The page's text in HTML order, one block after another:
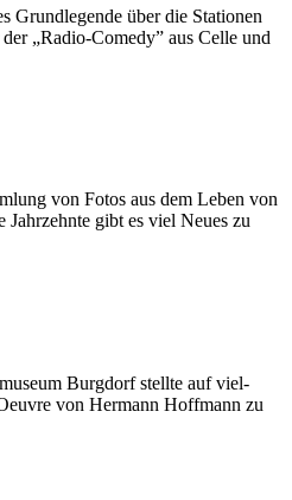
Grund­legende über die Sta­tionen
„Radio-Comedy” aus Celle und
von Fotos aus dem Leben von
gibt es viel Neues zu
Burg­dorf stellte auf viel­
von Hermann Hoff­mann zu